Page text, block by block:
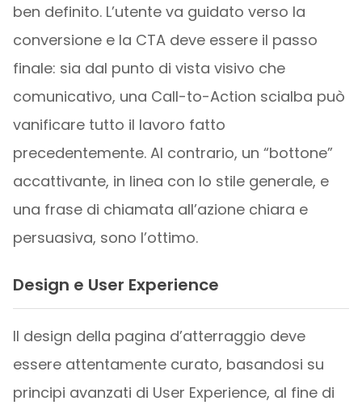
ben definito. L’utente va guidato verso la
conversione e la CTA deve essere il passo
finale: sia dal punto di vista visivo che
comunicativo, una Call-to-Action scialba può
vanificare tutto il lavoro fatto
precedentemente. Al contrario, un “bottone”
accattivante, in linea con lo stile generale, e
una frase di chiamata all’azione chiara e
persuasiva, sono l’ottimo.
Design e User Experience
Il design della pagina d’atterraggio deve
essere attentamente curato, basandosi su
principi avanzati di User Experience, al fine di